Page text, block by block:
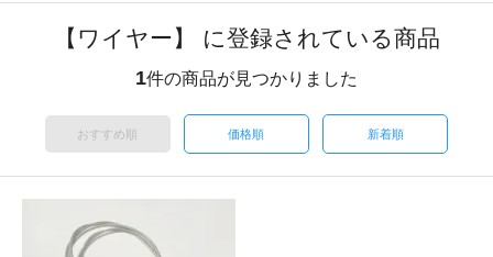
【ワイヤー】 に登録されている商品
1件の商品が見つかりました
おすすめ順 価格順 新着順